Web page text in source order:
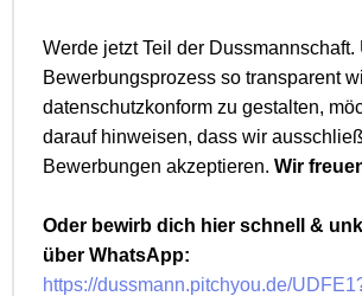
Werde jetzt Teil der Dussmannschaft.
Bewerbungsprozess so transparent
datenschutzkonform zu gestalten,
darauf hinweisen, dass wir
Bewerbungen akzeptieren. Wir
Oder bewirb dich hier schnell &
über WhatsApp:
https://dussmann.pitchyou.de/